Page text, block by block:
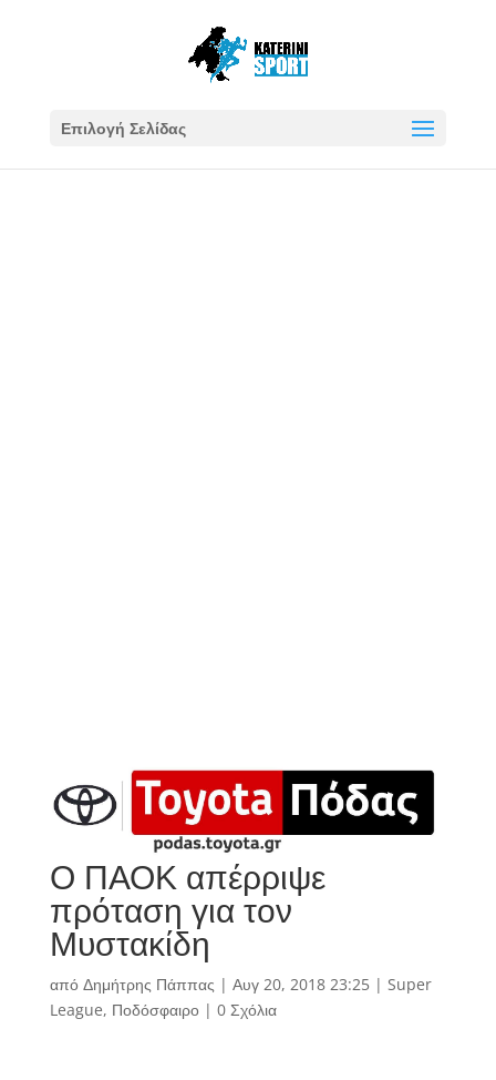
Επιλογή Σελίδας
Ο ΠΑΟΚ απέρριψε
πρόταση για τον
Μυστακίδη
από Δημήτρης Πάππας | Αυγ 20, 2018 23:25| Super
League, Ποδόσφαιρο| 0 Σχόλια